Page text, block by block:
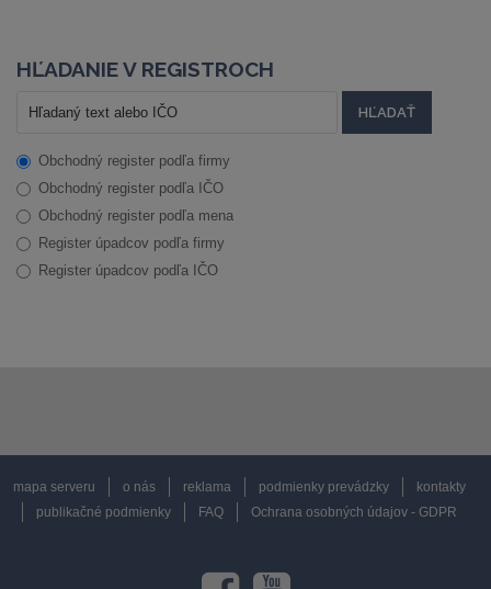
HĽADANIE V REGISTROCH
Obchodný register podľa firmy
Obchodný register podľa IČO
Obchodný register podľa mena
Register úpadcov podľa firmy
Register úpadcov podľa IČO
mapa serveru o nás reklama podmienky prevádzky
kontakty
publikačné podmienky
FAQ Ochrana osobných údajov - GDPR